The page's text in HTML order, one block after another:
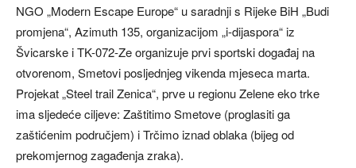
NGO „Modern Escape Europe“ u saradnji s Rijeke BiH „Budi
promjena“, Azimuth 135, organizacijom „i-dijaspora“ iz
Švicarske i TK-072-Ze organizuje prvi sportski događaj na
otvorenom, Smetovi posljednjeg vikenda mjeseca marta.
Projekat „Steel trail Zenica“, prve u regionu Zelene eko trke
ima sljedeće ciljeve: Zaštitimo Smetove (proglasiti ga
zaštićenim područjem) i Trčimo iznad oblaka (bijeg od
prekomjernog zagađenja zraka).